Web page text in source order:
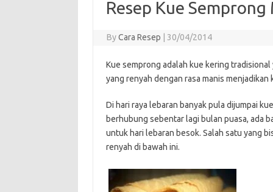
Resep Kue
ByCara Resep | 30/04/2014
Kue semprong adalah kue kering
yang renyah dengan rasa manis
Di hari raya lebaran banyak pula dijumpai
berhubung sebentar lagi bulan puasa, ada
untuk hari lebaran besok. Salah satu yang
renyah di bawah ini.